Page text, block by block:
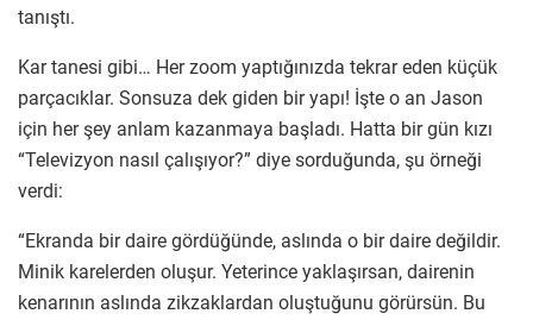
tanıştı.
Kar tanesi gibi… Her zoom yaptığınızda tekrar eden küçük
parçacıklar. Sonsuza dek giden bir yapı! İşte o an Jason
için her şey anlam kazanmaya başladı. Hatta bir gün kızı
“Televizyon nasıl çalışıyor?” diye sorduğunda, şu örneği
verdi:
“Ekranda bir daire gördüğünde, aslında o bir daire değildir.
Minik karelerden oluşur. Yeterince yaklaşırsan, dairenin
kenarının aslında zikzaklardan oluştuğunu görürsün. Bu